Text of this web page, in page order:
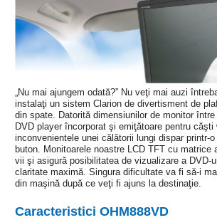
„Nu mai ajungem odată?” Nu veţi mai auzi
instalaţi un sistem Clarion de divertisment de
din spate. Datorită dimensiunilor de monitor
DVD player încorporat şi emiţătoare pentru căşti
inconvenientele unei călătorii lungi dispar printr-
buton. Monitoarele noastre LCD TFT cu matrice
vii şi asigură posibilitatea de vizualizare a DVD-
claritate maximă. Singura dificultate va fi să-i
din maşină după ce veţi fi ajuns la destinaţie.
Caracteristici OHM888VD